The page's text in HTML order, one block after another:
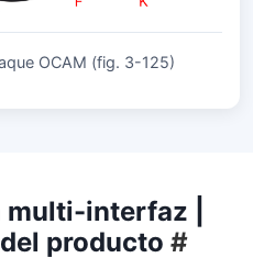
OCAM (fig. 3-125)
multi-interfaz |
producto #